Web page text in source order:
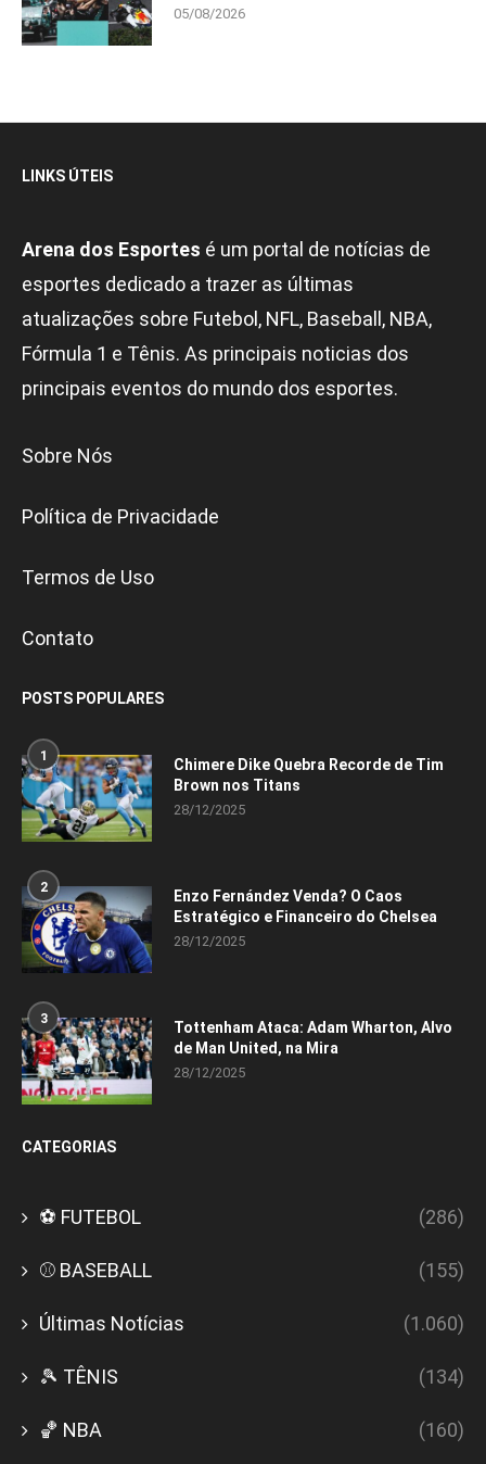
05/08/2026
LINKS ÚTEIS
Arena dos Esportes é um portal de notícias de
esportes dedicado a trazer as últimas
atualizações sobre Futebol, NFL, Baseball, NBA,
Fórmula 1 e Tênis. As principais noticias dos
principais eventos do mundo dos esportes.
Sobre Nós
Política de Privacidade
Termos de Uso
Contato
POSTS POPULARES
1
Chimere Dike Quebra Recorde de Tim
Brown nos Titans
28/12/2025
2
Enzo Fernández Venda? O Caos
Estratégico e Financeiro do Chelsea
28/12/2025
3
Tottenham Ataca: Adam Wharton, Alvo
de Man United, na Mira
28/12/2025
CATEGORIAS
⚽ FUTEBOL (286)
⚾ BASEBALL (155)
Últimas Notícias (1.060)
🎾 TÊNIS (134)
🏀 NBA (160)